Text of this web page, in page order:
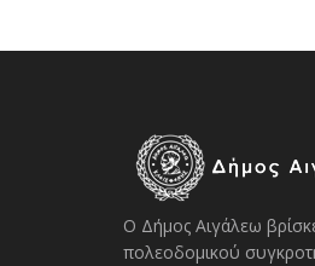
Ο Δήμος Αιγάλεω
πολεοδομικού